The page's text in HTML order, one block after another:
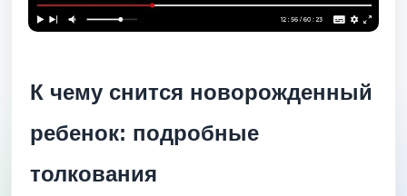
К чему снится новорожденный
ребенок: подробные
толкования